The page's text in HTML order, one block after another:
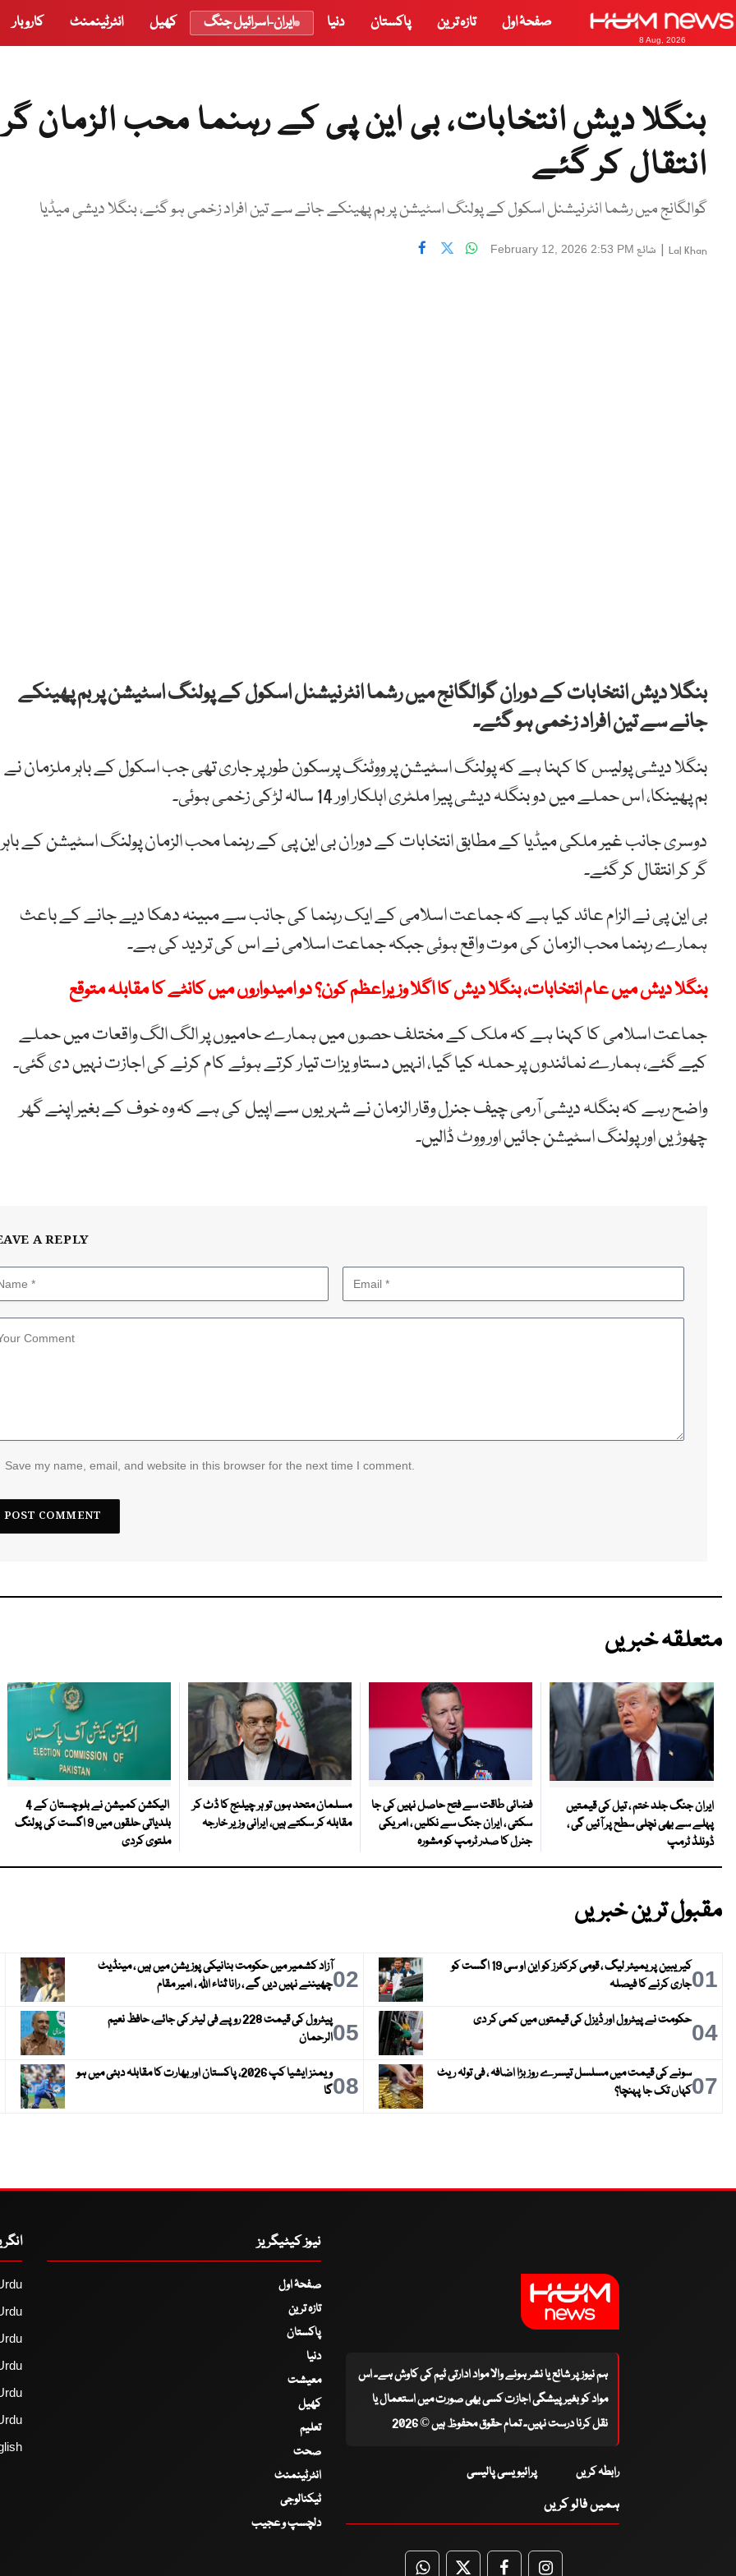
8 Aug, 2026
صفحۂ اول تازہ ترین پاکستان دنیا ایران-اسرائیل جنگ کھیل انٹرٹینمنٹ کاروبار
بنگلا دیش انتخابات، بی این پی کے رہنما محب الزمان
انتقال کر گئے
گوالگانج میں رشما انٹرنیشنل اسکول کے پولنگ اسٹیشن پر بم پھینکے جانے سے تین افراد زخمی ہو گئے، بنگلا دیشی میڈیا
Lal Khan
| شائع February 12, 2026 2:53 PM
بنگلا دیش انتخابات کے دوران گوالگانج میں رشما انٹرنیشنل اسکول کے پولنگ اسٹیشن پر بم پھینکے
جانے سے تین افراد زخمی ہو گئے۔
بنگلا دیشی پولیس کا کہنا ہے کہ پولنگ اسٹیشن پر ووٹنگ پرسکون طور پر جاری تھی جب اسکول کے باہر ملزمان نے
بم پھینکا، اس حملے میں دو بنگلہ دیشی پیرا ملٹری اہلکار اور 14 سالہ لڑکی زخمی ہوئی۔
دوسری جانب غیر ملکی میڈیا کے مطابق انتخابات کے دوران بی این پی کے رہنما محب الزمان پولنگ اسٹیشن کے باہر
گر کر انتقال کر گئے۔
بی این پی نے الزام عائد کیا ہے کہ جماعت اسلامی کے ایک رہنما کی جانب سے مبینہ دھکا دیے جانے کے باعث
ہمارے رہنما محب الزمان کی موت واقع ہوئی جبکہ جماعت اسلامی نے اس کی تردید کی ہے۔
بنگلا دیش میں عام انتخابات، بنگلا دیش کا اگلا وزیراعظم کون؟ دو امیدواروں میں کانٹے کا مقابلہ متوقع
جماعت اسلامی کا کہنا ہے کہ ملک کے مختلف حصوں میں ہمارے حامیوں پر الگ الگ واقعات میں حملے
کیے گئے، ہمارے نمائندوں پر حملہ کیا گیا، انہیں دستاویزات تیار کرتے ہوئے کام کرنے کی اجازت نہیں دی گئی۔
واضح رہے کہ بنگلہ دیشی آرمی چیف جنرل وقار الزمان نے شہریوں سے اپیل کی ہے کہ وہ خوف کے بغیر اپنے گھر
چھوڑیں اور پولنگ اسٹیشن جائیں اور ووٹ ڈالیں۔
A REPLY
Save my name, email, and website in this browser for the next time I comment.
متعلقہ خبریں
ایران جنگ جلد ختم ، تیل کی قیمتیں
پہلے سے بھی نچلی سطح پر آئیں گی ،
ڈونلڈ ٹرمپ
فضائی طاقت سے فتح حاصل نہیں کی جا
سکتی ، ایران جنگ سے نکلیں ، امریکی
جنرل کا صدر ٹرمپ کو مشورہ
مسلمان متحد ہوں تو ہر چیلنج کا ڈٹ کر
مقابلہ کر سکتے ہیں، ایرانی وزیر خارجہ
الیکشن کمیشن نے بلوچستان کے 4
بلدیاتی حلقوں میں 9 اگست کی پولنگ
ملتوی کردی
مقبول ترین خبریں
01
کیریبین پریمیئر لیگ ، قومی کرکٹرز کو این او سی 19 اگست کو
جاری کرنے کا فیصلہ
02آزاد کشمیر میں حکومت بنانیکی پوزیشن میں ہیں ، مینڈیٹ
چھیننے نہیں دیں گے ، رانا ثناء اللہ ، امیر مقام
04حکومت نے پیٹرول اور ڈیزل کی قیمتوں میں کمی کر دی 05
پیٹرول کی قیمت 228 روپے فی لیٹر کی جائے، حافظ نعیم
الرحمان
07سونے کی قیمت میں مسلسل تیسرے روز بڑا اضافہ ، فی تولہ ریٹ
کہاں تک جا پہنچا؟
08
ویمنز ایشیا کپ 2026، پاکستان اور بھارت کا مقابلہ دبئی میں ہو
گا
ہم نیوز پر شائع یا نشر ہونے والا مواد ادارتی ٹیم کی کاوش ہے۔ اس
مواد کو بغیر پیشگی اجازت کسی بھی صورت میں استعمال یا
نقل کرنا درست نہیں۔ تمام حقوق محفوظ ہیں © 2026
رابطہ کریں پرائیویسی پالیسی
ہمیں فالو کریں
نیوز کیٹیگریز
صفحۂ اول
تازہ ترین
پاکستان
دنیا
معیشت
کھیل
تعلیم
صحت
انٹرٹینمنٹ
ٹیکنالوجی
دلچسپ و عجیب